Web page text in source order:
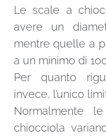
Le scale a
avere un
mentre quelle a
a un minimo di
Per quanto
invece, l’unico
Normalmente
chiocciola